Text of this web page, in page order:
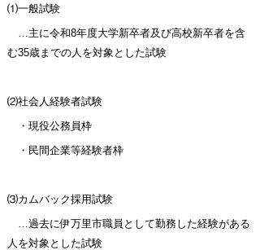
⑴一般試験
…主に令和8年度大学新卒者及び高校新卒者を含
む35歳までの人を対象とした試験
⑵社会人経験者試験
・現役公務員枠
・民間企業等経験者枠
⑶カムバック採用試験
…過去に伊万里市職員として勤務した経験がある
人を対象とした試験